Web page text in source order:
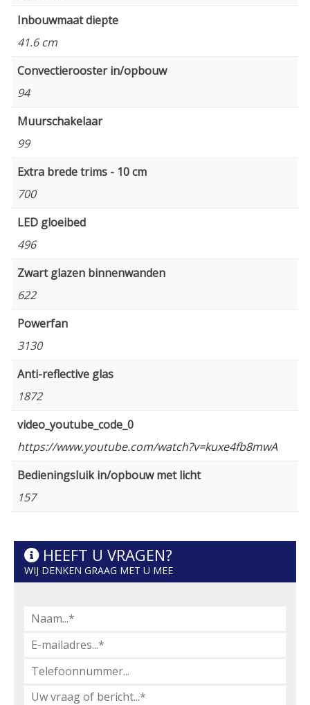
Inbouwmaat diepte
41.6 cm
Convectierooster in/opbouw
94
Muurschakelaar
99
Extra brede trims - 10 cm
700
LED gloeibed
496
Zwart glazen binnenwanden
622
Powerfan
3130
Anti-reflective glas
1872
video_youtube_code_0
https://www.youtube.com/watch?v=kuxe4fb8mwA
Bedieningsluik in/opbouw met licht
157
HEEFT U VRAGEN?
WIJ DENKEN GRAAG MET U MEE